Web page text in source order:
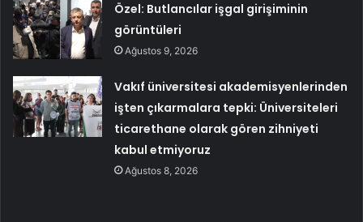
Özel: Butlancılar işgal girişiminin
görüntüleri
Ağustos 9, 2026
Vakıf üniversitesi akademisyenlerinden
işten çıkarmalara tepki: Üniversiteleri
ticarethane olarak gören zihniyeti
kabul etmiyoruz
Ağustos 8, 2026